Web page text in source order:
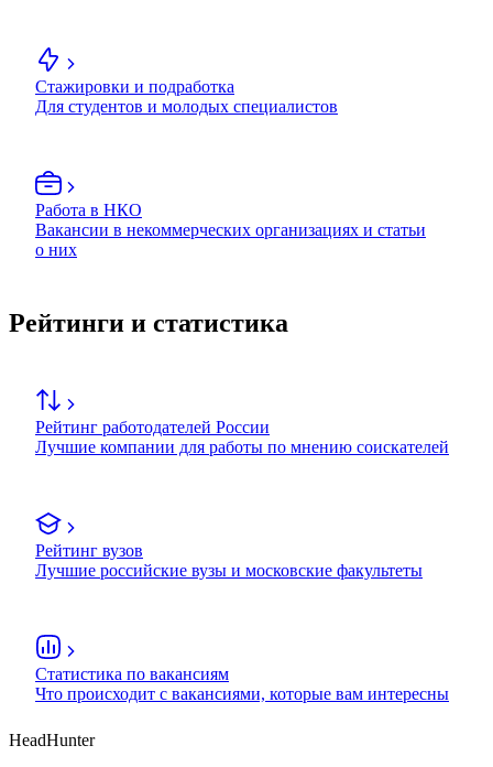
Стажировки и подработка
Для студентов и молодых специалистов
Работа в НКО
Вакансии в некоммерческих организациях и статьи
о них
Рейтинги и статистика
Рейтинг работодателей России
Лучшие компании для работы по мнению соискателей
Рейтинг вузов
Лучшие российские вузы и московские факультеты
Статистика по вакансиям
Что происходит с вакансиями, которые вам интересны
HeadHunter